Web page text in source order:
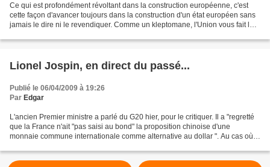
Ce qui est profondément révoltant dans la construction européenne, c'est
cette façon d'avancer toujours dans la construction d'un état européen sans
jamais le dire ni le revendiquer. Comme un kleptomane, l'Union vous fait les
Lionel Jospin, en direct du passé...
Publié le 06/04/2009 à 19:26
Par Edgar
L'ancien Premier ministre a parlé du G20 hier, pour le critiquer. Il a "regretté
que la France n'ait "pas saisi au bond" la proposition chinoise d'une
monnaie commune internationale comme alternative au dollar ". Au cas où il